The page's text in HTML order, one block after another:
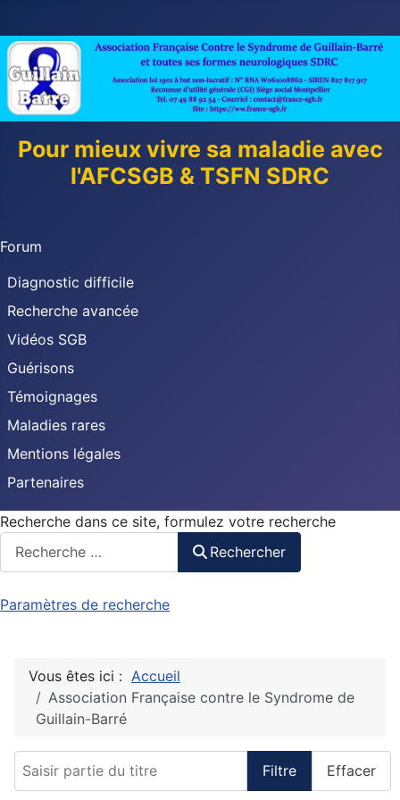
Pour mieux vivre sa maladie avec
l'AFCSGB & TSFN SDRC
Forum
Diagnostic difficile
Recherche avancée
Vidéos SGB
Guérisons
Témoignages
Maladies rares
Mentions légales
Partenaires
Recherche dans ce site, formulez votre recherche
Rechercher
Paramètres de recherche
Vous êtes ici : Accueil
Association Française contre le Syndrome de
Guillain-Barré
Filtre Effacer